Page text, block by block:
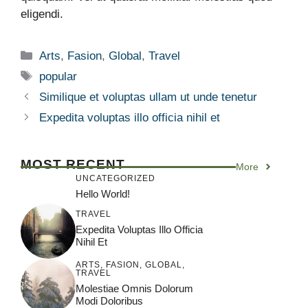
eligendi.
Categories
Arts, Fasion,Global,Travel
Tags
popular
Similique et voluptas ullam ut unde tenetur
Expedita voluptas illo officia nihil et
MOST RECENT More
UNCATEGORIZED
Hello World!
TRAVEL
Expedita Voluptas Illo Officia
Nihil Et
ARTS, FASION , GLOBAL,
TRAVEL
Molestiae Omnis Dolorum
Modi Doloribus